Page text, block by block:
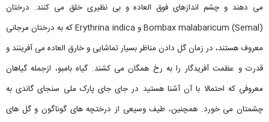
می دهند و چشم اندازهای فوق العاده و بی نظیری خلق می کنند. درختان
Bombax malabaricum (Semal) و Erythrina indica که به درختان مرجانی
معروف هستند، در زمان گل دادن مناظر بسیار تماشایی و خارق العاده می آفرینند و
قدرت و عظمت آفریدگار را به رخ همگان می کشند. گیاه بامبو، ازجمله گیاهان
معروفی که احتمالا با آن آشنا هستید در جای جای پارک ملی سنجای گاندی به
چشمتان می خورد. همچنین، طیف وسیعی از درختچه های گوناگون و گل های